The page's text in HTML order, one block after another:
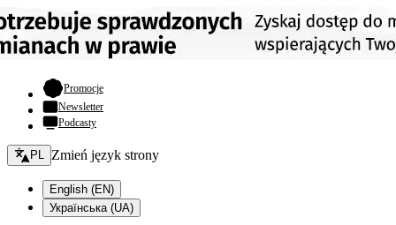
Promocje- otwiera się w nowej karcie
Newsletter
Podcasty
Zmień język - bieżący:
PL Zmień język strony
English (EN)
Українська (UA)